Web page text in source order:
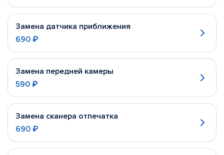
Замена датчика приближения
690 ₽
Замена передней камеры
590 ₽
Замена сканера отпечатка
690 ₽